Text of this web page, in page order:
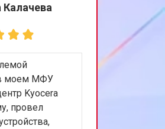
Калачева
в моем МФУ
Kyocera
провел